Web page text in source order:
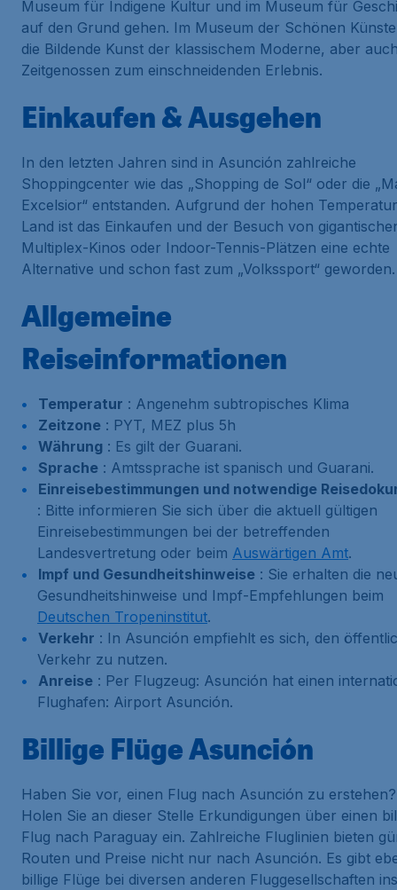
Museum für Indigene Kultur und im Museum für
auf den Grund gehen. Im Museum der Schönen
die Bildende Kunst der klassischem Moderne, aber
Zeitgenossen zum einschneidenden Erlebnis.
Einkaufen & Ausgehen
In den letzten Jahren sind in Asunción zahlreiche
Shoppingcenter wie das „Shopping de Sol“ oder die
Excelsior“ entstanden. Aufgrund der hohen
Land ist das Einkaufen und der Besuch von
Multiplex-Kinos oder Indoor-Tennis-Plätzen eine echte
Alternative und schon fast zum „Volkssport“ geworden.
Allgemeine
Reiseinformationen
Temperatur : Angenehm subtropisches Klima
Zeitzone : PYT, MEZ plus 5h
Währung : Es gilt der Guarani.
Sprache : Amtssprache ist spanisch und Guarani.
Einreisebestimmungen und notwendige
: Bitte informieren Sie sich über die aktuell gültigen
Einreisebestimmungen bei der betreffenden
Landesvertretung oder beim Auswärtigen Amt.
Impf und Gesundheitshinweise : Sie erhalten die
Gesundheitshinweise und Impf-Empfehlungen beim
Deutschen Tropeninstitut.
Verkehr : In Asunción empfiehlt es sich, den
Verkehr zu nutzen.
Anreise : Per Flugzeug: Asunción hat einen
Flughafen: Airport Asunción.
Billige Flüge Asunción
Haben Sie vor, einen Flug nach Asunción zu erstehen?
Holen Sie an dieser Stelle Erkundigungen über einen
Flug nach Paraguay ein. Zahlreiche Fluglinien bieten
Routen und Preise nicht nur nach Asunción. Es gibt
billige Flüge bei diversen anderen Fluggesellschaften